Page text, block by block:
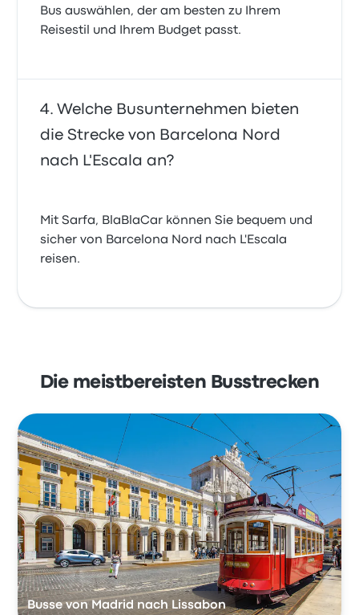
Bus auswählen, der am besten zu Ihrem
Reisestil und Ihrem Budget passt.
Welche Busunternehmen bieten
die Strecke von Barcelona Nord
nach L'Escala an?
Mit Sarfa, BlaBlaCar können Sie bequem und
sicher von Barcelona Nord nach L'Escala
reisen.
Die meistbereisten Busstrecken
Busse von Madrid nach Lissabon